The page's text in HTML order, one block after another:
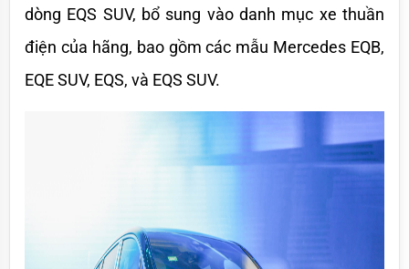
dòng EQS SUV, bổ sung vào danh mục xe thuần
điện của hãng, bao gồm các mẫu Mercedes EQB,
EQE SUV, EQS, và EQS SUV.